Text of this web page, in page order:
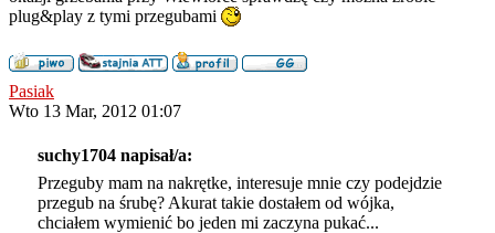
plug&play z tymi przegubami
Pasiak
Wto 13 Mar, 2012 01:07
suchy1704 napisał/a:
Przeguby mam na nakrętke, interesuje mnie czy podejdzie
przegub na śrubę? Akurat takie dostałem od wójka,
chciałem wymienić bo jeden mi zaczyna pukać...